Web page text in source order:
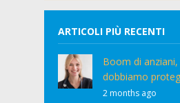
ARTICOLI PIÙ RECENTI
Boom di
dobbiamo
2 months ago